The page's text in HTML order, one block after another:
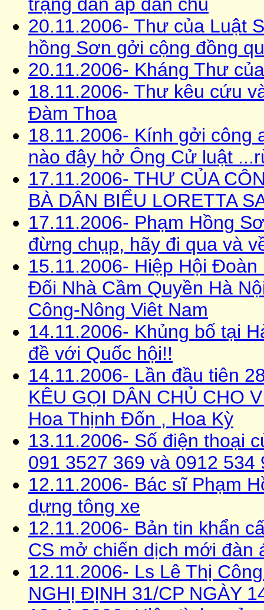
20.11.2006- Thư của Luật
hồng Sơn gởi cộng đồng
20.11.2006- Kháng Thư
18.11.2006- Thư kêu cứu
Đàm Thoa
18.11.2006- Kính gởi công
nào đây hở Ông Cử luật
17.11.2006- THƯ CỦA
BÀ DÂN BIỂU LORETTA
17.11.2006- Phạm Hồng
đừng chụp, hãy đi qua và
15.11.2006- Hiệp Hội
Đối Nhà Cầm Quyền Hà
Công-Nông Viêt Nam
14.11.2006- Khủng bố tại
đề với Quốc hội!!
14.11.2006- Lần đầu tiên
KÊU GỌI DÂN CHỦ CHO
Hoa Thịnh Ðốn , Hoa Kỳ
13.11.2006- Số điện thoại
091 3527 369 và 0912 534
12.11.2006- Bác sĩ Phạm
dựng tông xe
12.11.2006- Bản tin khẩn
CS mở chiến dịch mới đàn
12.11.2006- Ls Lê Thị
NGHỊ ĐỊNH 31/CP NGÀY